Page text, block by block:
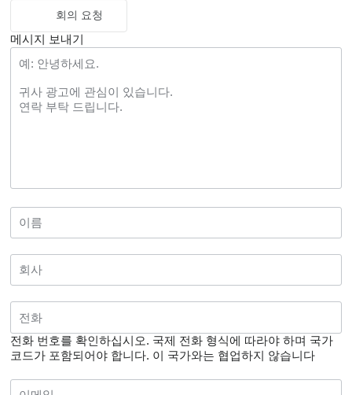
회의 요청
메시지 보내기
전화 번호를 확인하십시오. 국제 전화 형식에 따라야 하며 국가
코드가 포함되어야 합니다. 이 국가와는 협업하지 않습니다